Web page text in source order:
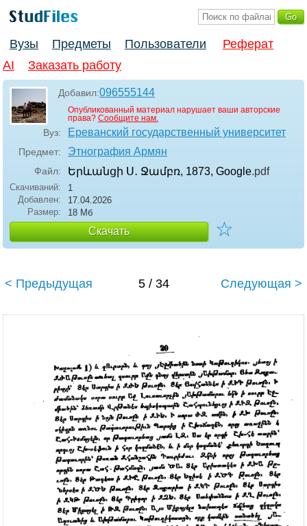
Вузы Предметы Пользователи
Реферат
AI
Заказать работу
Добавил:096555144
Опубликованный материал нарушает ваши авторские
права? Сообщите нам.
Вуз: Ереванский государственный университет
Предмет: Этнография Армян
Файл: Երևանցի Ս․ Ջամբռ, 1873, Google.pdf
Скачиваний:
1
Добавлен:
17.04.2026
Размер:
18 Мб
Скачать ☆
< Предыдущая 5 / 34 Следующая >